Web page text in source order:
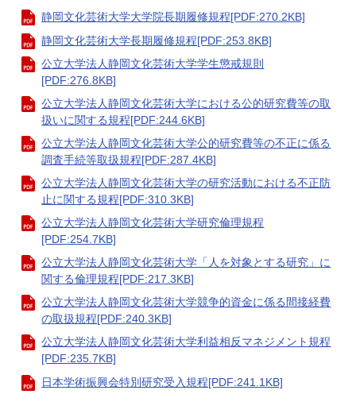
静岡文化芸術大学大学院長期履修規程[PDF:270.2KB]
静岡文化芸術大学長期履修規程[PDF:253.8KB]
公立大学法人静岡文化芸術大学学生懲戒規則
[PDF:276.8KB]
公立大学法人静岡文化芸術大学における公的研究費等の取
扱いに関する規程[PDF:244.6KB]
公立大学法人静岡文化芸術大学公的研究費等の不正に係る
調査手続等取扱規程[PDF:287.4KB]
公立大学法人静岡文化芸術大学の研究活動における不正防
止に関する規程[PDF:310.3KB]
公立大学法人静岡文化芸術大学研究倫理規程
[PDF:254.7KB]
公立大学法人静岡文化芸術大学「人を対象とする研究」に
関する倫理規程[PDF:217.3KB]
公立大学法人静岡文化芸術大学競争的資金に係る間接経費
の取扱規程[PDF:240.3KB]
公立大学法人静岡文化芸術大学利益相反マネジメント規程
[PDF:235.7KB]
日本学術振興会特別研究受入規程[PDF:241.1KB]